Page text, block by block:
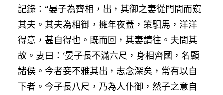
記錄：“晏子為齊相，出，其御之妻從門間而窺
其夫。其夫為相御，擁年夜蓋，策駟馬，洋洋
得意，甚自得也。既而回，其妻請往。夫問其
故。妻曰：‘晏子長不滿六尺，身相齊國，名顯
諸侯。今者妾不雅其出，志念深矣，常有以自
下者。今子長八尺，乃為人仆御，然子之意自